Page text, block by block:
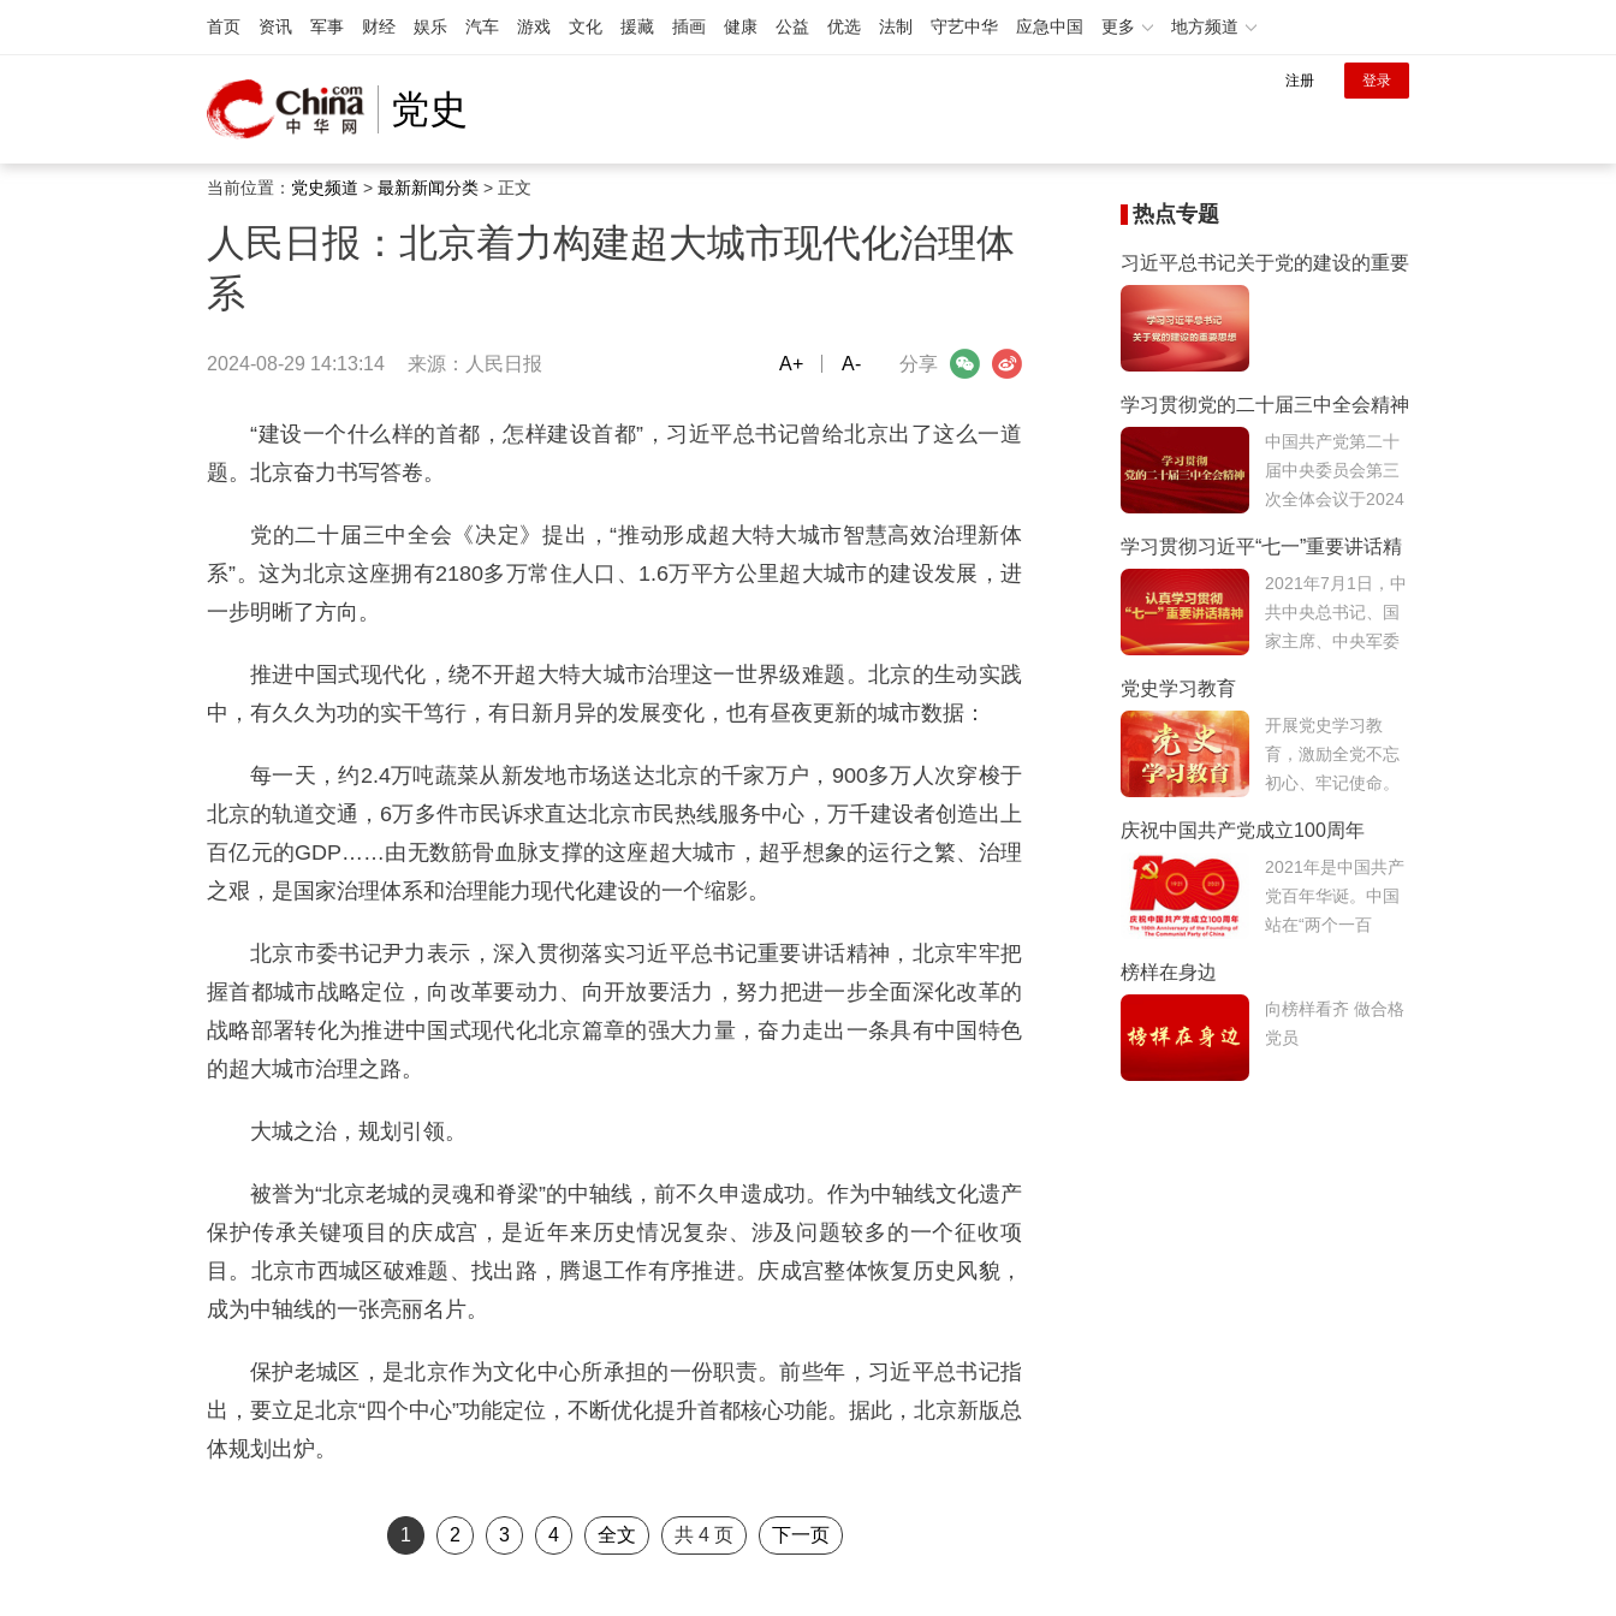
首页 资讯 军事 财经 娱乐 汽车 游戏 文化 援藏 插画 健康 公益 优选 法制 守艺中华 应急中国 更多 地方频道
注册 登录
党史
当前位置： 党史频道 > 最新新闻分类 > 正文
人民日报：北京着力构建超大城市现代化治理体
系
2024-08-29 14:13:14 来源： 人民日报 分享
微信 微博
A+ A-
“建设一个什么样的首都，怎样建设首都”，习近平总书记曾给北京出了这么一道
题。北京奋力书写答卷。
党的二十届三中全会《决定》提出，“推动形成超大特大城市智慧高效治理新体
系”。这为北京这座拥有2180多万常住人口、1.6万平方公里超大城市的建设发展，进
一步明晰了方向。
推进中国式现代化，绕不开超大特大城市治理这一世界级难题。北京的生动实践
中，有久久为功的实干笃行，有日新月异的发展变化，也有昼夜更新的城市数据：
每一天，约2.4万吨蔬菜从新发地市场送达北京的千家万户，900多万人次穿梭于
北京的轨道交通，6万多件市民诉求直达北京市民热线服务中心，万千建设者创造出上
百亿元的GDP……由无数筋骨血脉支撑的这座超大城市，超乎想象的运行之繁、治理
之艰，是国家治理体系和治理能力现代化建设的一个缩影。
北京市委书记尹力表示，深入贯彻落实习近平总书记重要讲话精神，北京牢牢把
握首都城市战略定位，向改革要动力、向开放要活力，努力把进一步全面深化改革的
战略部署转化为推进中国式现代化北京篇章的强大力量，奋力走出一条具有中国特色
的超大城市治理之路。
大城之治，规划引领。
被誉为“北京老城的灵魂和脊梁”的中轴线，前不久申遗成功。作为中轴线文化遗产
保护传承关键项目的庆成宫，是近年来历史情况复杂、涉及问题较多的一个征收项
目。北京市西城区破难题、找出路，腾退工作有序推进。庆成宫整体恢复历史风貌，
成为中轴线的一张亮丽名片。
保护老城区，是北京作为文化中心所承担的一份职责。前些年，习近平总书记指
出，要立足北京“四个中心”功能定位，不断优化提升首都核心功能。据此，北京新版总
体规划出炉。
1 2 3 4 全文 共4 页 下一页
热点专题
习近平总书记关于党的建设的重要
思想
学习贯彻党的二十届三中全会精神
中国共产党第二十
届中央委员会第三
次全体会议于2024
在京举行
学习贯彻习近平“七一”重要讲话精
神
2021年7月1日，中
共中央总书记、国
家主席、中央军委
党史学习教育
开展党史学习教
育，激励全党不忘
初心、牢记使命。
庆祝中国共产党成立100周年
2021年是中国共产
党百年华诞。中国
站在“两个一百
现代化国家新征程
即将开启。
榜样在身边
向榜样看齐 做合格
党员